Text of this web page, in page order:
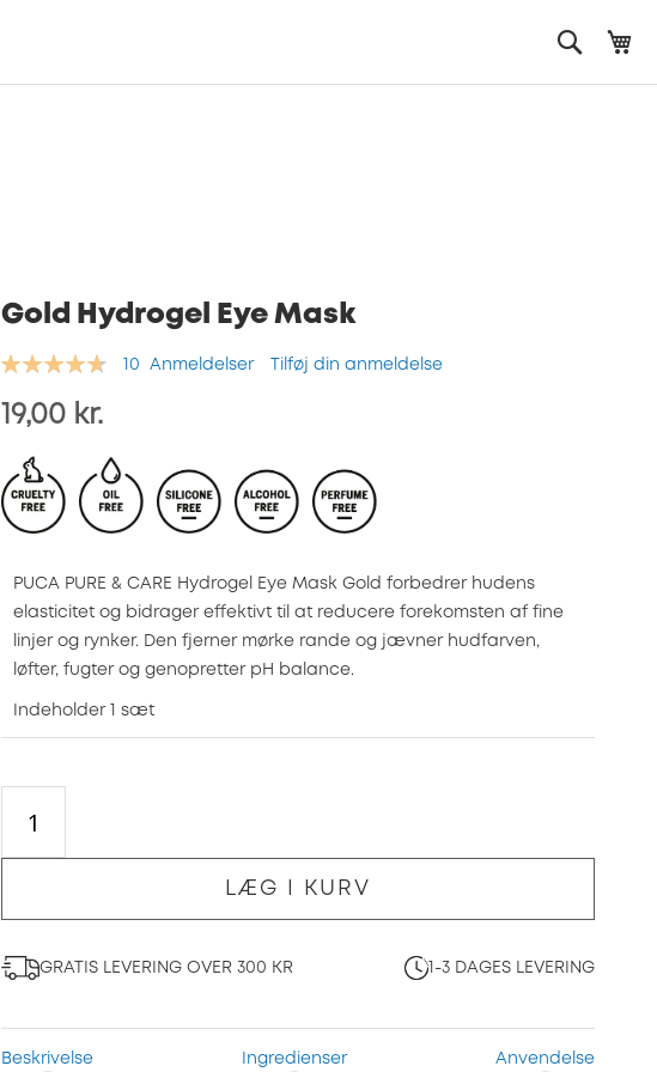
Gold Hydrogel Eye Mask
Bedømmelse:
10 Anmeldelser Tilføj din anmeldelse
19,00 kr.
PUCA PURE & CARE Hydrogel Eye Mask Gold forbedrer hudens
elasticitet og bidrager effektivt til at reducere forekomsten af fine
linjer og rynker. Den fjerner mørke rande og jævner hudfarven,
løfter, fugter og genopretter pH balance.
Indeholder 1 sæt
LÆG I KURV
GRATIS LEVERING OVER 300 KR 1-3 DAGES LEVERING
Beskrivelse Ingredienser Anvendelse